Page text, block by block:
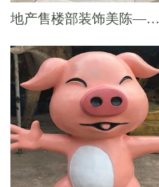
地产售楼部装饰美陈——玻钢大熊猫